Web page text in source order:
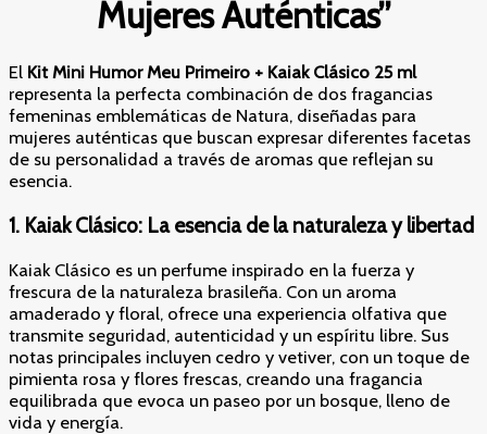
Mujeres Auténticas”
El Kit Mini Humor Meu Primeiro + Kaiak Clásico 25 ml
representa la perfecta combinación de dos fragancias
femeninas emblemáticas de Natura, diseñadas para
mujeres auténticas que buscan expresar diferentes facetas
de su personalidad a través de aromas que reflejan su
esencia.
1. Kaiak Clásico: La esencia de la naturaleza y libertad
Kaiak Clásico es un perfume inspirado en la fuerza y
frescura de la naturaleza brasileña. Con un aroma
amaderado y floral, ofrece una experiencia olfativa que
transmite seguridad, autenticidad y un espíritu libre. Sus
notas principales incluyen cedro y vetiver, con un toque de
pimienta rosa y flores frescas, creando una fragancia
equilibrada que evoca un paseo por un bosque, lleno de
vida y energía.